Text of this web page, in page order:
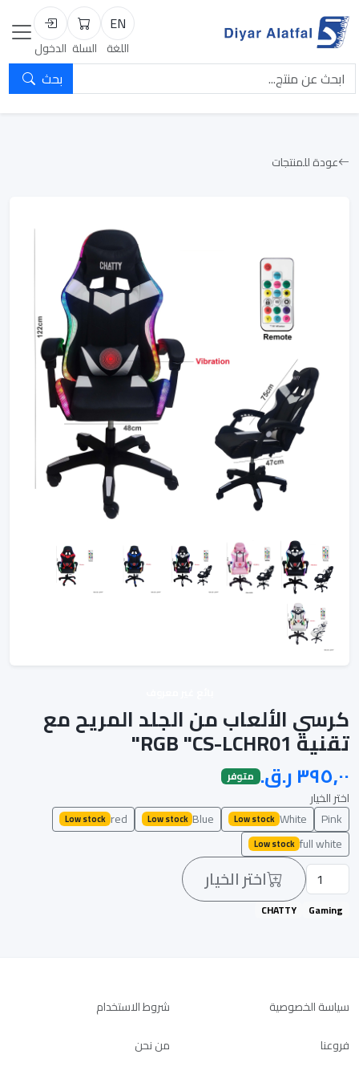
EN
اللغة
السلة
السلة
تسجيل
الدخول
بحث
عودة للمنتجات
كرسي الألعاب من الجلد المريح مع
تقنية RGB "CS-LCHR01"
متوفر
اختر الخيار
Pink
White
Low stock
Blue
Low stock
red
Low stock
full white
Low stock
اختر الخيار
Gaming
CHATTY
سياسة الخصوصية
شروط الاستخدام
فروعنا
من نحن